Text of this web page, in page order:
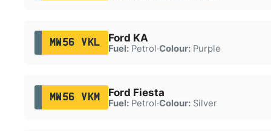
MW56 VKL Ford KA
Fuel:Petrol·Colour:Purple
MW56 VKM Ford Fiesta
Fuel:Petrol·Colour:Silver